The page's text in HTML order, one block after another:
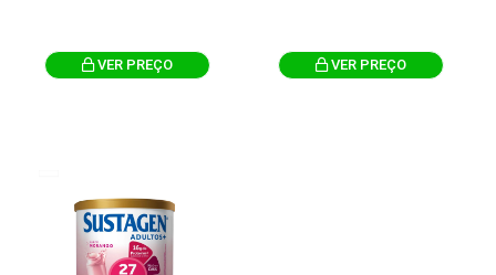
VER PREÇO VER PREÇO